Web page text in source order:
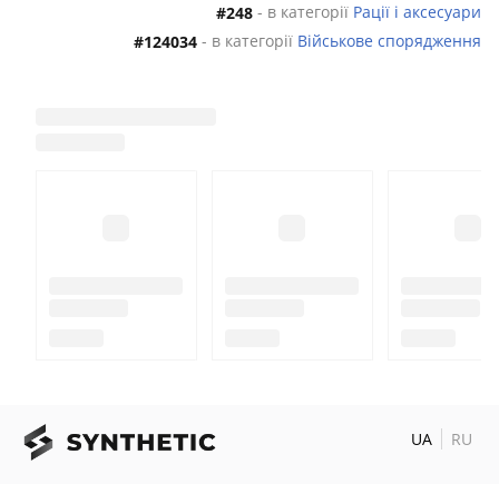
#248 - в категорії Рації і аксесуари
#124034 - в категорії Військове спорядження
UA RU